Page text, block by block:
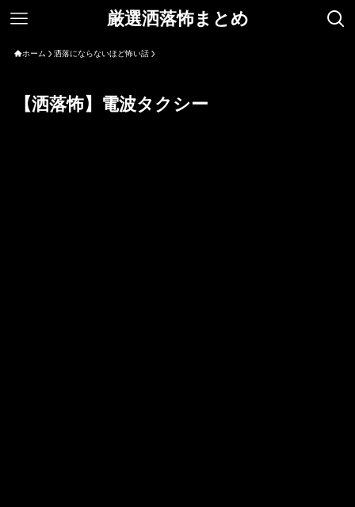
厳選洒落怖まとめ
ホーム 洒落にならないほど怖い話
【洒落怖】電波タクシー